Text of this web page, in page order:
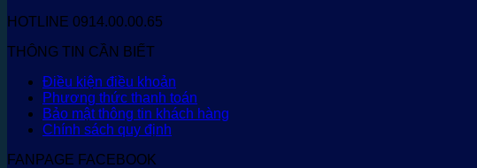
HOTLINE 0914.00.00.65
THÔNG TIN CẦN BIẾT
Điều kiện điều khoản
Phương thức thanh toán
Bảo mật thông tin khách hàng
Chính sách quy định
FANPAGE FACEBOOK